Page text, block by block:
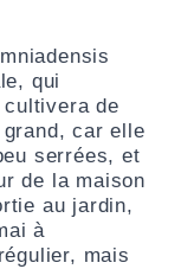
qui
de
car elle
serrées, et
de la maison
au jardin,
à
régulier, mais